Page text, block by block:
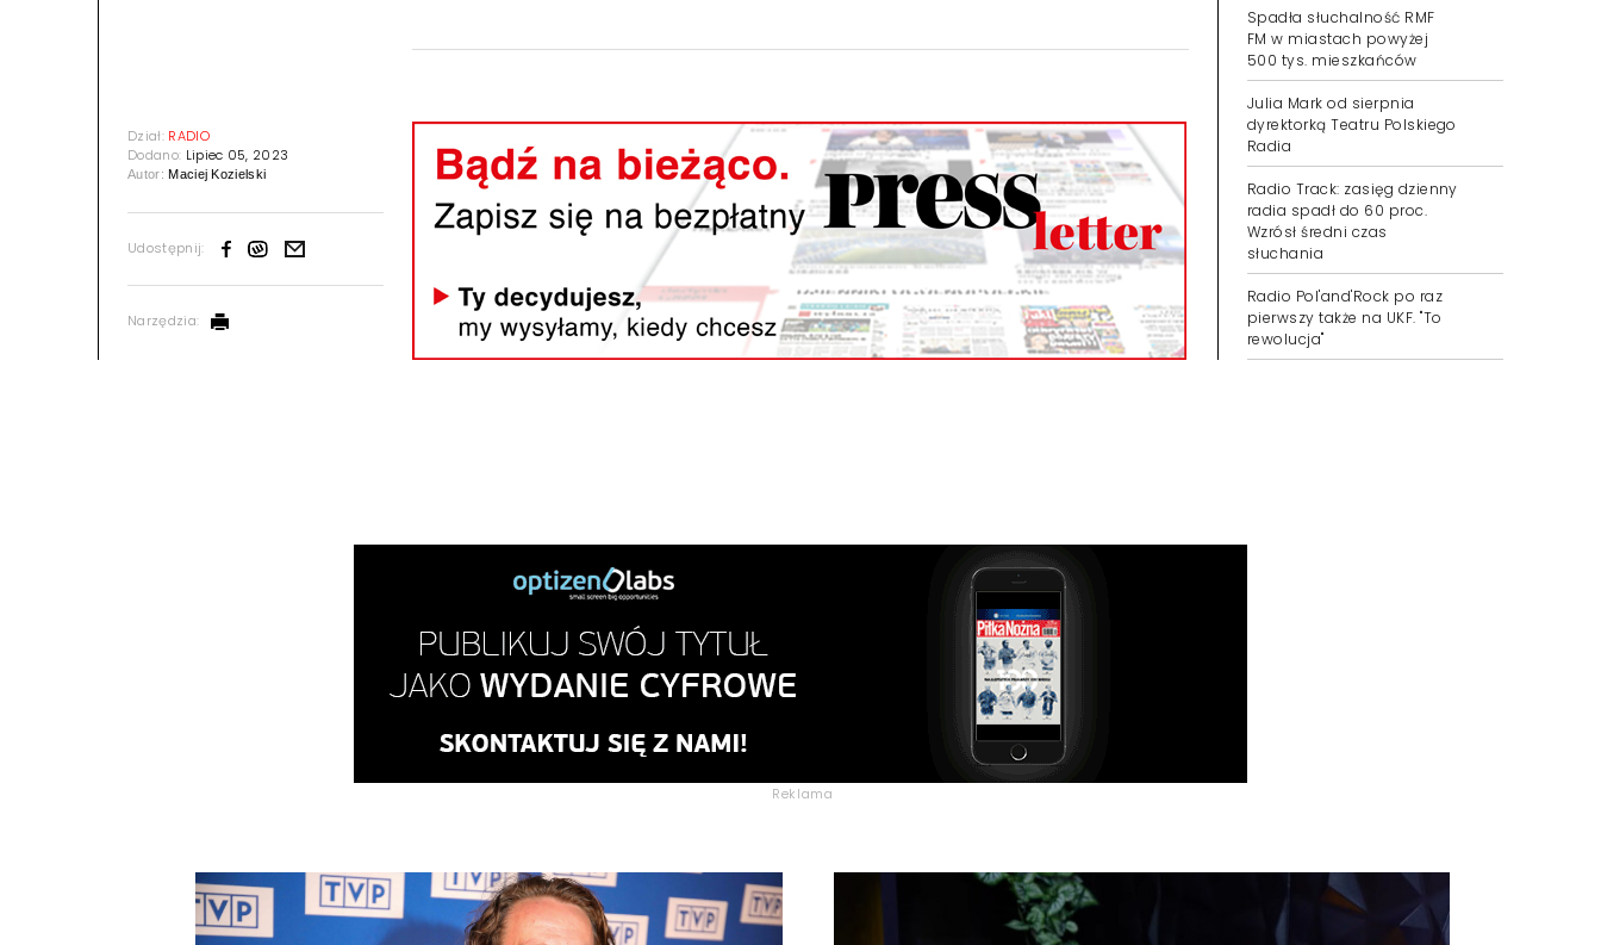
Dział: RADIO
Dodano: Lipiec 05, 2023
Autor:Maciej Kozielski
Udostępnij:
Narzędzia:
Spadła słuchalność RMF
FM w miastach powyżej
500 tys. mieszkańców
Julia Mark od sierpnia
dyrektorką Teatru Polskiego
Radia
Radio Track: zasięg dzienny
radia spadł do 60 proc.
Wzrósł średni czas
słuchania
Radio Pol'and'Rock po raz
pierwszy także na UKF. "To
rewolucja"
Reklama